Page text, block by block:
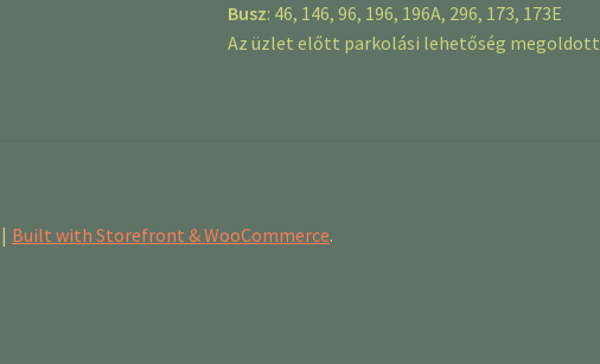
Busz: 46, 146, 96, 196, 196A, 296, 173, 173E
Az üzlet előtt parkolási lehetőség megoldott
Built with Storefront & WooCommerce.